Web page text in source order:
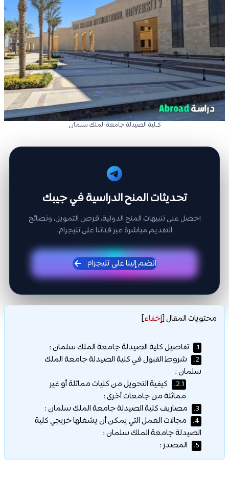
كـلية الصيدلة جامعة الملك سلمان
تحديثات المنح الدراسية في جيبك
احصل على تنبيهات المنح الدولية، فرص التمويل، ونصائح
التقديم مباشرة عبر قناتنا على تليجرام.
انضم إلينا على تليجرام
محتويات المقال[إخفاء]
1. تفاصيل كلية الصيدلة جامعة الملك سلمان :
2.
شروط القبول في كلية الصيدلة جامعة الملك
سلمان :
2.1.
كيفية التحويل من كليات مماثلة أو غير
مماثلة من جامعات أخرى :
3. مصاريف كلية الصيدلة جامعة الملك سلمان :
4.
مجالات العمل التي يمكن أن يشغلها خريجي كلية
الصيدلة جامعة الملك سلمان :
5. المصدر :